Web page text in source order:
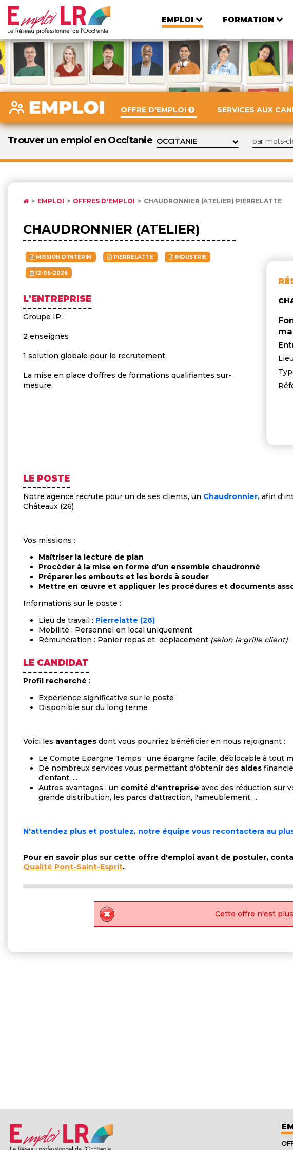
EMPLOI FORMATION
OFFRE D'EMPLOI SERVICES AUX
Trouver un emploi en Occitanie
EMPLOI OFFRES D'EMPLOI CHAUDRONNIER (ATELIER) PIERRELATTE
CHAUDRONNIER (ATELIER)
MISSION D'INTÉRIM PIERRELATTE INDUSTRIE
12-06-2026
L'ENTREPRISE
Groupe IP:
2 enseignes
1 solution globale pour le recrutement
La mise en place d'offres de formations qualifiantes sur-
mesure.
LE POSTE
Notre agence recrute pour un de ses clients, un Chaudronnier, afin
Châteaux (26)
Vos missions :
Maîtriser la lecture de plan
Procéder à la mise en forme d'un ensemble chaudronné
Préparer les embouts et les bords à souder
Mettre en œuvre et appliquer les procédures et documents
Informations sur le poste :
Lieu de travail : Pierrelatte (26)
Mobilité : Personnel en local uniquement
Rémunération : Panier repas et déplacement (selon la grille client)
LE CANDIDAT
Profil recherché :
Expérience significative sur le poste
Disponible sur du long terme
Voici les avantages dont vous pourriez bénéficier en nous rejoignant :
Le Compte Epargne Temps : une épargne facile, déblocable à tout
De nombreux services vous permettant d'obtenir des aides
d'enfant, ...
Autres avantages : un comité d'entreprise avec des réduction sur
grande distribution, les parcs d'attraction, l'ameublement, ...
N'attendez plus et postulez, notre équipe vous recontactera au
Pour en savoir plus sur cette offre d'emploi avant de postuler,
Qualité Pont-Saint-Esprit.
Cette offre n'est